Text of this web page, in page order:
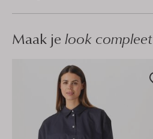
Maak je look compleet